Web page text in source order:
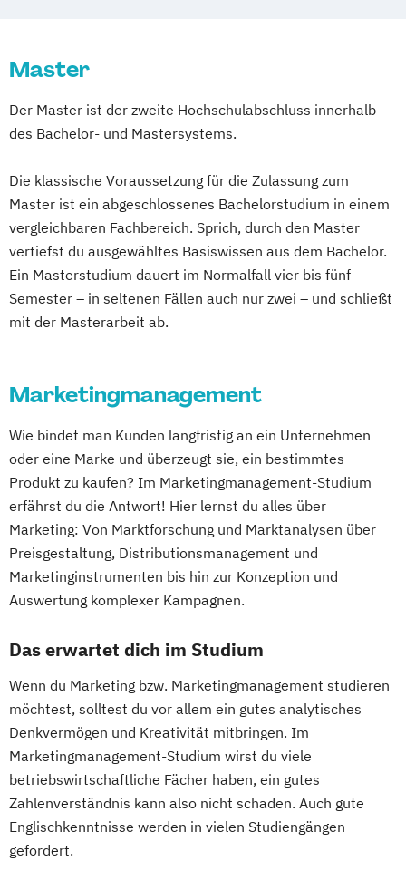
Master
Der Master ist der zweite Hochschulabschluss innerhalb
des Bachelor- und Mastersystems.
Die klassische Voraussetzung für die Zulassung zum
Master ist ein abgeschlossenes Bachelorstudium in einem
vergleichbaren Fachbereich. Sprich, durch den Master
vertiefst du ausgewähltes Basiswissen aus dem Bachelor.
Ein Masterstudium dauert im Normalfall vier bis fünf
Semester – in seltenen Fällen auch nur zwei – und schließt
mit der Masterarbeit ab.
Marketingmanagement
Wie bindet man Kunden langfristig an ein Unternehmen
oder eine Marke und überzeugt sie, ein bestimmtes
Produkt zu kaufen? Im Marketingmanagement-Studium
erfährst du die Antwort! Hier lernst du alles über
Marketing: Von Marktforschung und Marktanalysen über
Preisgestaltung, Distributionsmanagement und
Marketinginstrumenten bis hin zur Konzeption und
Auswertung komplexer Kampagnen.
Das erwartet dich im Studium
Wenn du Marketing bzw. Marketingmanagement studieren
möchtest, solltest du vor allem ein gutes analytisches
Denkvermögen und Kreativität mitbringen. Im
Marketingmanagement-Studium wirst du viele
betriebswirtschaftliche Fächer haben, ein gutes
Zahlenverständnis kann also nicht schaden. Auch gute
Englischkenntnisse werden in vielen Studiengängen
gefordert.